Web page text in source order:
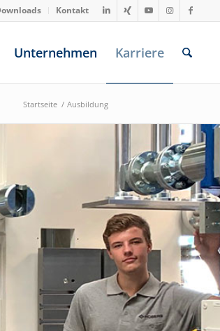
Kontakt
Unternehmen Karriere
Startseite / Ausbildung